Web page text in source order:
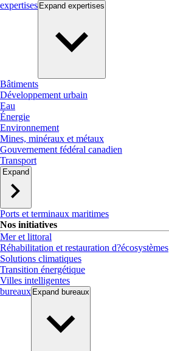
expertises Expand expertises
Bâtiments
Développement urbain
Eau
Énergie
Environnement
Mines, minéraux et métaux
Gouvernement fédéral canadien
Transport
Expand
Ports et terminaux maritimes
Nos initiatives
Mer et littoral
Réhabilitation et restauration d?écosystèmes
Solutions climatiques
Transition énergétique
Villes intelligentes
bureaux Expand bureaux